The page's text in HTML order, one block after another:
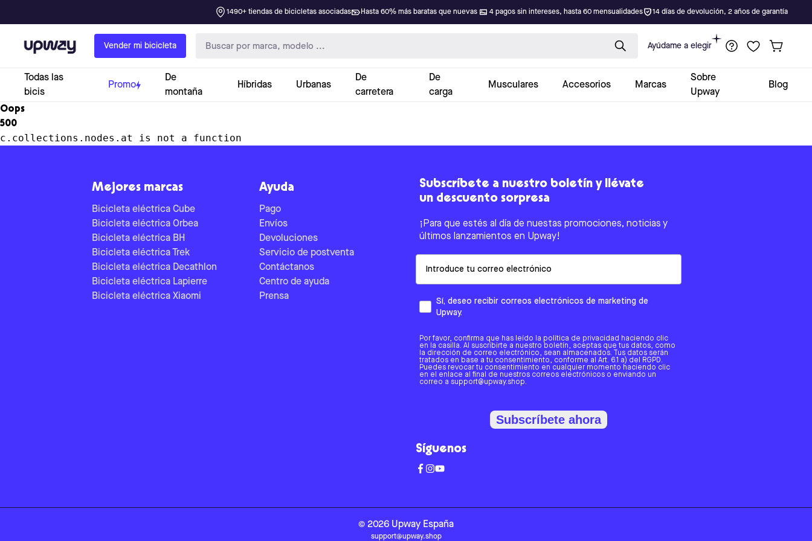
1490+ tiendas de bicicletas asociadas Hasta 60% más baratas que nuevas 4 pagos sin intereses, hasta 60 mensualidades 14 días de devolución, 2 años de garantía
Upway Vender mi bicicleta Ayúdame a elegir
Todas las
bicis
Promo
De
montaña
Híbridas Urbanas
De
carretera
De
carga
Musculares Accesorios Marcas
Sobre
Upway
Blog
Oops
500
c.collections.nodes.at is not a function
Mejores marcas
Bicicleta eléctrica Cube
Bicicleta eléctrica Orbea
Bicicleta eléctrica BH
Bicicleta eléctrica Trek
Bicicleta eléctrica Decathlon
Bicicleta eléctrica Lapierre
Bicicleta eléctrica Xiaomi
Ayuda
Pago
Envíos
Devoluciones
Servicio de postventa
Contáctanos
Centro de ayuda
Prensa
Subscríbete a nuestro boletín y llévate
un descuento sorpresa
¡Para que estés al día de nuestas promociones, noticias y
últimos lanzamientos en Upway!
Sí, deseo recibir correos electrónicos de marketing de
Upway.
Por favor, confirma que has leído la política de privacidad haciendo clic
en la casilla. Al suscribirte a nuestro boletín, aceptas que tus datos, como
la dirección de correo electrónico, sean almacenados. Tus datos serán
tratados en base a tu consentimiento, conforme al Art. 6.1 a) del RGPD.
Puedes revocar tu consentimiento en cualquier momento haciendo clic
en el enlace al final de nuestros correos electrónicos o enviando un
correo a support@upway.shop.
Subscríbete ahora
Síguenos
© 2026 Upway España
support@upway.shop